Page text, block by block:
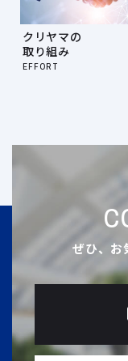
クリヤマの
取り組み
EFFORT
ぜひ、お